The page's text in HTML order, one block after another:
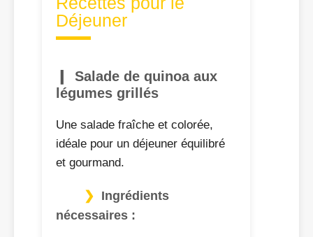
Déjeuner
Salade de quinoa aux
légumes grillés
Une salade fraîche et colorée,
idéale pour un déjeuner équilibré
et gourmand.
Ingrédients
nécessaires :